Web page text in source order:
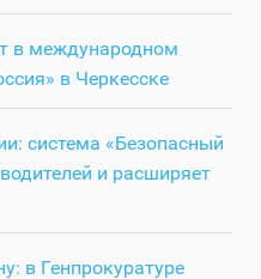
в международном
в Черкесске
система «Безопасный
и расширяет
в Генпрокуратуре